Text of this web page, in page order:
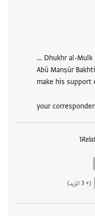
… Dhukhr al-Mulk
Abū Manṣūr
make his support
your
1
(+ 3 المزيد)